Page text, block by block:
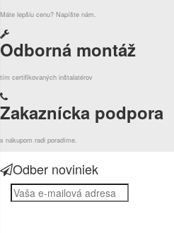
Máte lepšiu cenu? Napíšte nám.
Odborná montáž
tím certifikovaných inštalatérov
Zakaznícka podpora
s nákupom radi poradíme.
Odber noviniek